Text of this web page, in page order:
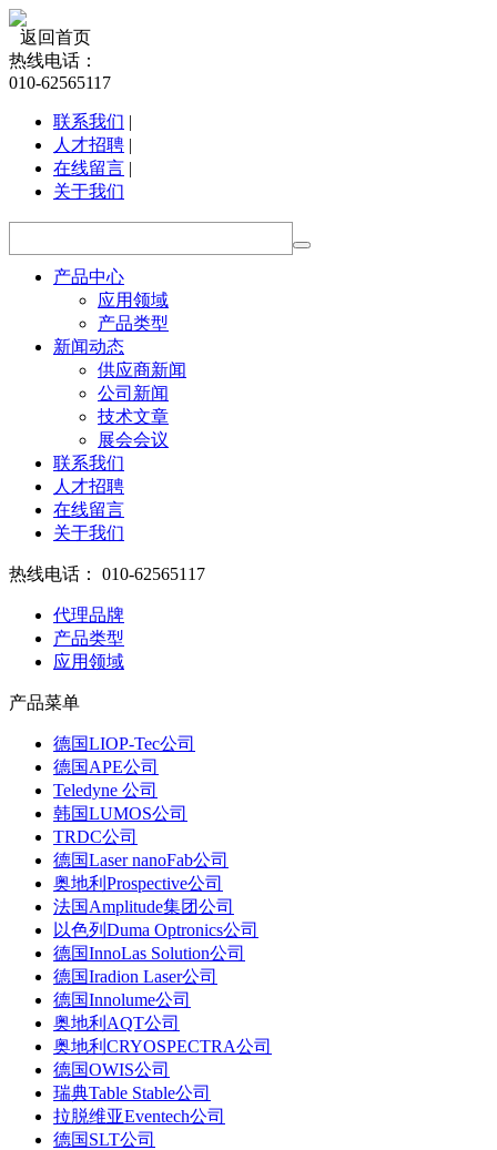
返回首页
热线电话：
010-62565117
联系我们 |
人才招聘 |
在线留言 |
关于我们
产品中心
应用领域
产品类型
新闻动态
供应商新闻
公司新闻
技术文章
展会会议
联系我们
人才招聘
在线留言
关于我们
热线电话： 010-62565117
代理品牌
产品类型
应用领域
产品菜单
德国LIOP-Tec公司
德国APE公司
Teledyne 公司
韩国LUMOS公司
TRDC公司
德国Laser nanoFab公司
奥地利Prospective公司
法国Amplitude集团公司
以色列Duma Optronics公司
德国InnoLas Solution公司
德国Iradion Laser公司
德国Innolume公司
奥地利AQT公司
奥地利CRYOSPECTRA公司
德国OWIS公司
瑞典Table Stable公司
拉脱维亚Eventech公司
德国SLT公司